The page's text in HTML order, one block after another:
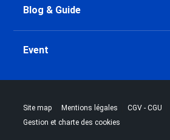
Blog & Guide
Event
Site map |Mentions légales |CGV - CGU
Gestion et charte des cookies